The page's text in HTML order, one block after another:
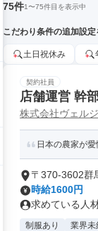
75件1〜75件目を表示中
こだわり条件の追加設
土日祝休み
契約社員
店舗運営 幹
株式会社ヴェル
日本の農家が
〒370-3602群
時給1600円
求めている人
制服あり 業界未